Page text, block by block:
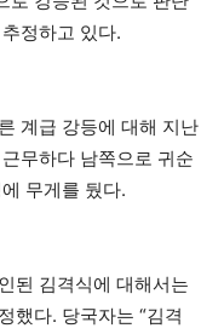
정하고 있다.
계급 강등에 대해 지난
무하다 남쪽으로 귀순
무게를 뒀다.
된 김격식에 대해서는
했다. 당국자는 “김격